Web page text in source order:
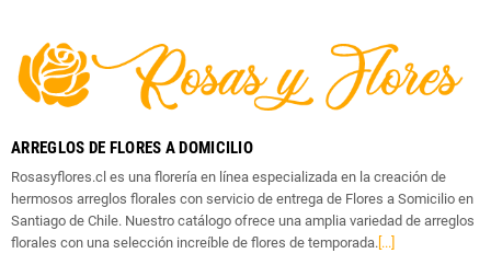
ARREGLOS DE FLORES A DOMICILIO
Rosasyflores.cl es una florería en línea especializada en la creación de
hermosos arreglos florales con servicio de entrega de Flores a Somicilio en
Santiago de Chile. Nuestro catálogo ofrece una amplia variedad de arreglos
florales con una selección increíble de flores de temporada. [...]